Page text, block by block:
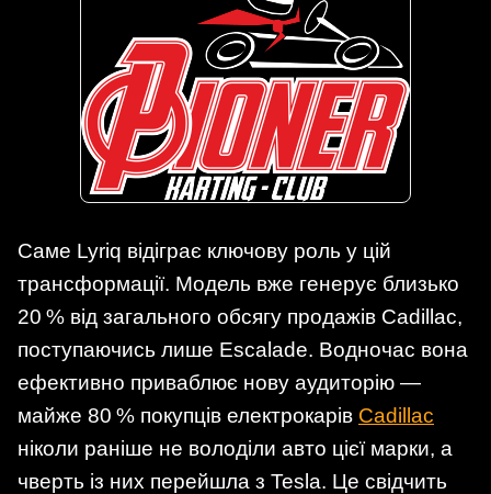
Саме Lyriq відіграє ключову роль у цій
трансформації. Модель вже генерує близько
20 % від загального обсягу продажів Cadillac,
поступаючись лише Escalade. Водночас вона
ефективно приваблює нову аудиторію —
майже 80 % покупців електрокарів Cadillac
ніколи раніше не володіли авто цієї марки, а
чверть із них перейшла з Tesla. Це свідчить